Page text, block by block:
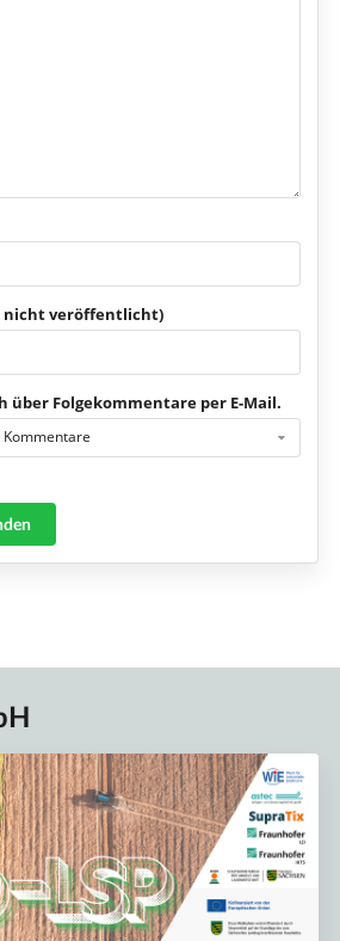
nicht veröffentlicht)
über Folgekommentare per E-Mail.